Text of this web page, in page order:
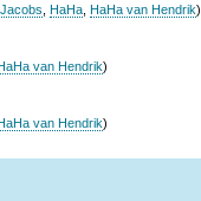
HaHa HaHa van Hendrik)
van Hendrik)
HaHa van Hendrik)